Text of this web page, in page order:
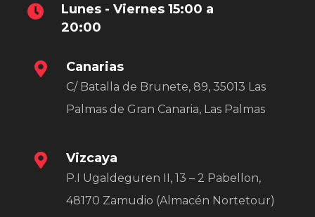
Lunes - Viernes 15:00 a
20:00
Canarias
C/ Batalla de Brunete, 89, 35013 Las
Palmas de Gran Canaria, Las Palmas
Vizcaya
P.I Ugaldeguren II, 13 – 2 Pabellon,
48170 Zamudio (Almacén Nortetour)